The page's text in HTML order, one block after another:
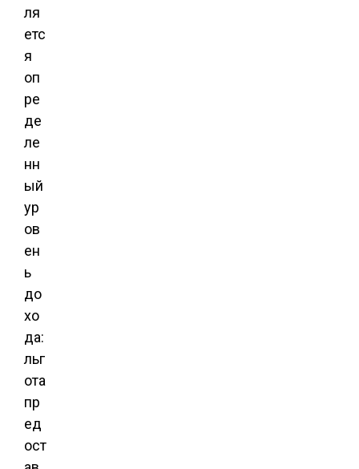
ля
етс
я
оп
ре
де
ле
нн
ый
ур
ов
ен
ь
до
хо
да:
льг
ота
пр
ед
ост